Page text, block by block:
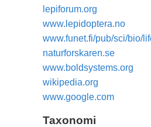
lepiforum.org
www.lepidoptera.no
www.funet.fi/pub/sci/bio/
naturforskaren.se
www.boldsystems.org
wikipedia.org
www.google.com
Taxonomi